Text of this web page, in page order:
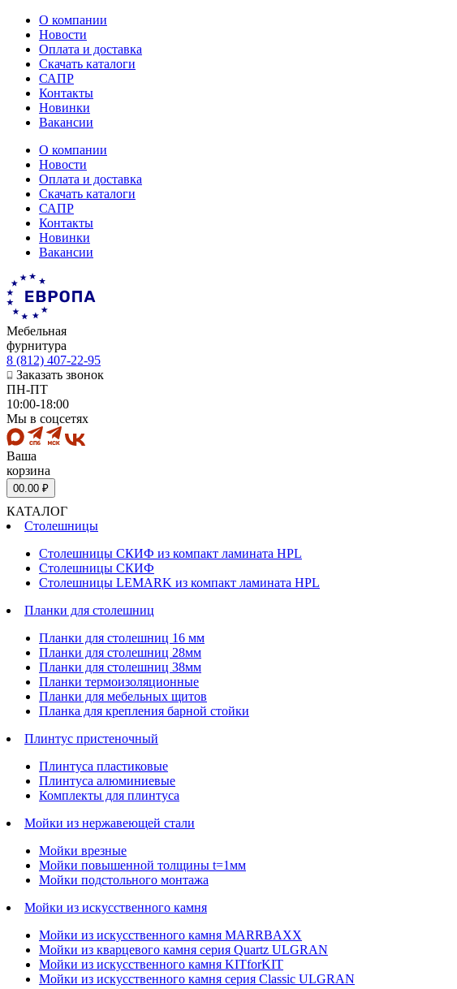
О компании
Новости
Оплата и доставка
Скачать каталоги
САПР
Контакты
Новинки
Вакансии
О компании
Новости
Оплата и доставка
Скачать каталоги
САПР
Контакты
Новинки
Вакансии
Мебельная
фурнитура
8 (812) 407-22-95
Заказать звонок
ПН-ПТ
10:00-18:00
Мы в соцсетях
Ваша
корзина
00.00 ₽
КАТАЛОГ
Столешницы
Столешницы СКИФ из компакт ламината HPL
Столешницы СКИФ
Столешницы LEMARK из компакт ламината HPL
Планки для столешниц
Планки для столешниц 16 мм
Планки для столешниц 28мм
Планки для столешниц 38мм
Планки термоизоляционные
Планки для мебельных щитов
Планка для крепления барной стойки
Плинтус пристеночный
Плинтуса пластиковые
Плинтуса алюминиевые
Комплекты для плинтуса
Мойки из нержавеющей стали
Мойки врезные
Мойки повышенной толщины t=1мм
Мойки подстольного монтажа
Мойки из искусственного камня
Мойки из искусственного камня MARRBAXX
Мойки из кварцевого камня серия Quartz ULGRAN
Мойки из искусственного камня KITforKIT
Мойки из искусственного камня серия Classic ULGRAN